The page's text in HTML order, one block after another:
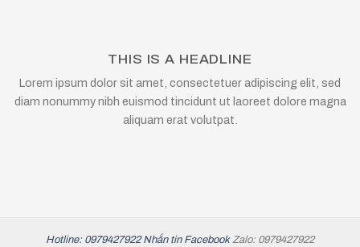
THIS IS A HEADLINE
Lorem ipsum dolor sit amet, consectetuer adipiscing elit, sed
diam nonummy nibh euismod tincidunt ut laoreet dolore magna
aliquam erat volutpat.
Hotline: 0979427922 Nhắn tin Facebook Zalo: 0979427922